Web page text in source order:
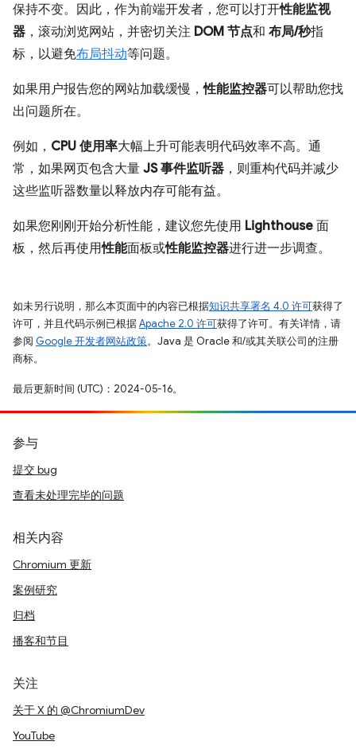
保持不变。因此，作为前端开发者，您可以打开性能监视
器 ，滚动浏览网站，并密切关注 DOM 节点和 布局/秒指
标，以避免布局抖动等问题。
如果用户报告您的网站加载缓慢，性能监控器可以帮助您找
出问题所在。
例如， CPU 使用率大幅上升可能表明代码效率不高。通
常，如果网页包含大量 JS 事件监听器 ，则重构代码并减少
这些监听器数量以释放内存可能有益。
如果您刚刚开始分析性能，建议您先使用 Lighthouse 面
板，然后再使用性能面板或性能监控器进行进一步调查。
如未另行说明，那么本页面中的内容已根据知识共享署名 4.0 许可获得了
许可，并且代码示例已根据Apache 2.0 许可获得了许可。有关详情，请
参阅 Google 开发者网站政策。Java 是 Oracle 和/或其关联公司的注册
商标。
最后更新时间 (UTC)：2024-05-16。
参与
提交 bug
查看未处理完毕的问题
相关内容
Chromium 更新
案例研究
归档
播客和节目
关注
关于 X 的 @ChromiumDev
YouTube